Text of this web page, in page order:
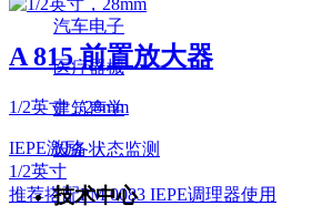
A 815 前置放大器
1/2英寸，28mm
IEPE激励
1/2英寸
推荐搭配PM 0083 IEPE调理器使用
汽车电子
医疗器械
建筑声学
设备状态监测
技术中心